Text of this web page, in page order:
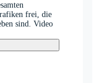
frei, die
sind. Video